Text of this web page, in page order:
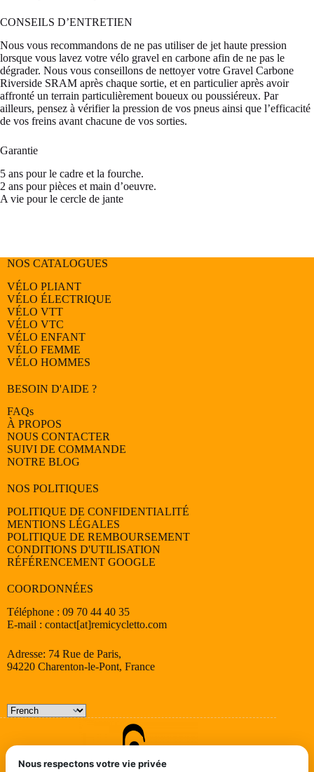
CONSEILS D’ENTRETIEN
Nous vous recommandons de ne pas utiliser de jet haute pression
lorsque vous lavez votre vélo gravel en carbone afin de ne pas le
dégrader. Nous vous conseillons de nettoyer votre Gravel Carbone
Riverside SRAM après chaque sortie, et en particulier après avoir
affronté un terrain particulièrement boueux ou poussiéreux. Par
ailleurs, pensez à vérifier la pression de vos pneus ainsi que l’efficacité
de vos freins avant chacune de vos sorties.
Garantie
5 ans pour le cadre et la fourche.
2 ans pour pièces et main d’oeuvre.
A vie pour le cercle de jante
NOS CATALOGUES
VÉLO PLIANT
VÉLO ÉLECTRIQUE
VÉLO VTT
VÉLO VTC
VÉLO ENFANT
VÉLO FEMME
VÉLO HOMMES
BESOIN D'AIDE ?
FAQs
À PROPOS
NOUS CONTACTER
SUIVI DE COMMANDE
NOTRE BLOG
NOS POLITIQUES
POLITIQUE DE CONFIDENTIALITÉ
MENTIONS LÉGALES
POLITIQUE DE REMBOURSEMENT
CONDITIONS D'UTILISATION
RÉFÉRENCEMENT GOOGLE
COORDONNÉES
Téléphone : 09 70 44 40 35
E-mail : contact[at]remicycletto.com
Adresse: 74 Rue de Paris,
94220 Charenton-le-Pont, France
Nous respectons votre vie privée